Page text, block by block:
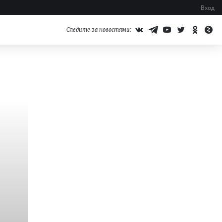
Вход
Следите за новостями: